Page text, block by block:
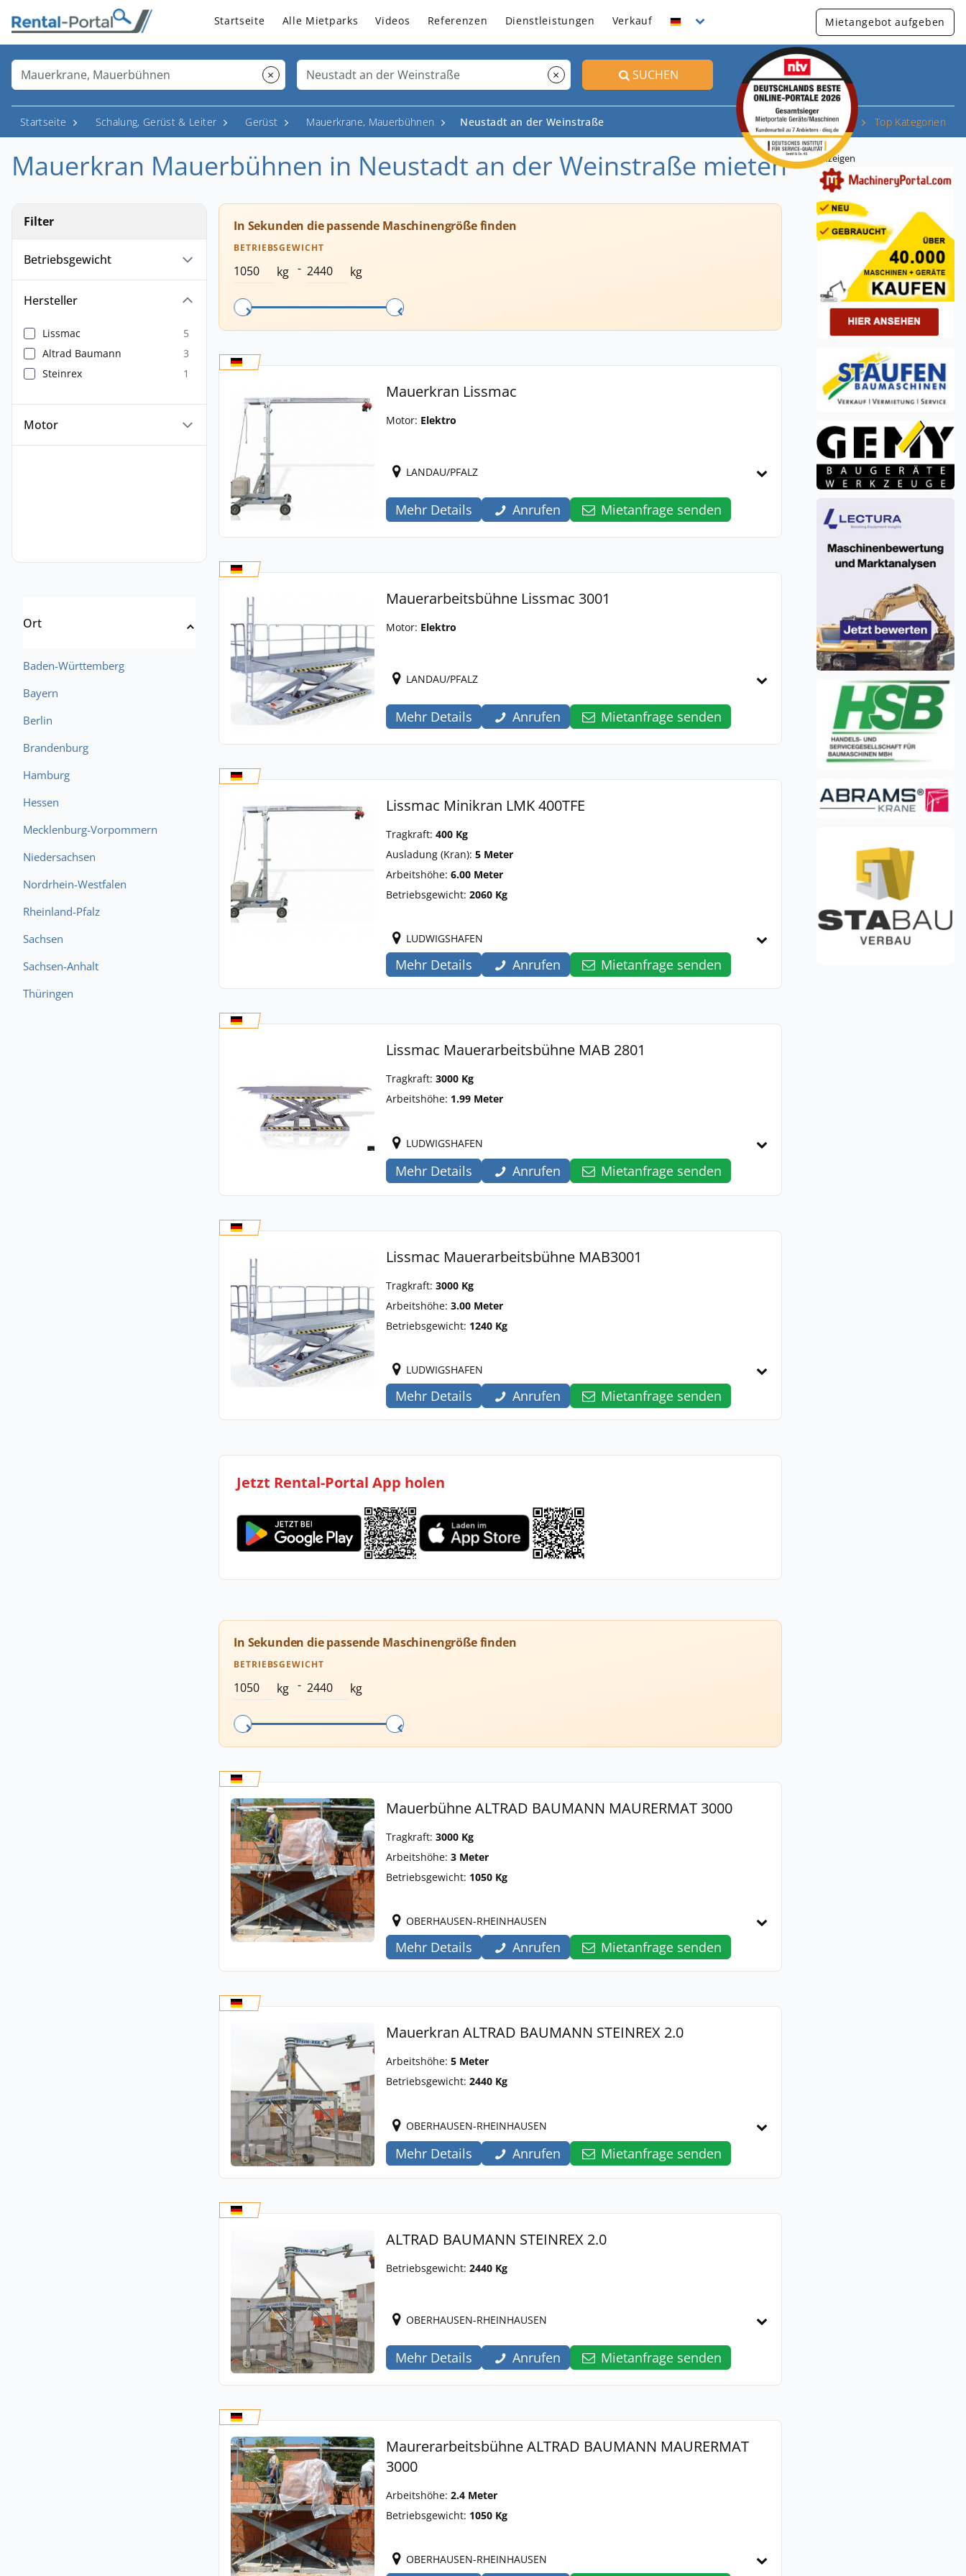
Startseite Alle Mietparks Videos Referenzen Dienstleistungen Verkauf Mietangebot aufgeben
× × SUCHEN
Startseite Schalung, Gerüst & Leiter Gerüst Mauerkrane, Mauerbühnen Neustadt an der Weinstraße Top Kategorien
Mauerkran Mauerbühnen in Neustadt an der Weinstraße mieten
Filter
Betriebsgewicht
Hersteller
Lissmac
5
Altrad Baumann
3
Steinrex
1
Motor
Ort
Baden-Württemberg
Bayern
Berlin
Brandenburg
Hamburg
Hessen
Mecklenburg-Vorpommern
Niedersachsen
Nordrhein-Westfalen
Rheinland-Pfalz
Sachsen
Sachsen-Anhalt
Thüringen
In Sekunden die passende Maschinengröße finden
BETRIEBSGEWICHT
kg - kg
Mauerkran Lissmac
Motor: Elektro
LANDAU/PFALZ
Mehr Details Anrufen Mietanfrage senden
Mauerarbeitsbühne Lissmac 3001
Motor: Elektro
LANDAU/PFALZ
Mehr Details Anrufen Mietanfrage senden
Lissmac Minikran LMK 400TFE
Tragkraft: 400 Kg
Ausladung (Kran): 5 Meter
Arbeitshöhe: 6.00 Meter
Betriebsgewicht: 2060 Kg
LUDWIGSHAFEN
Mehr Details Anrufen Mietanfrage senden
Lissmac Mauerarbeitsbühne MAB 2801
Tragkraft: 3000 Kg
Arbeitshöhe: 1.99 Meter
LUDWIGSHAFEN
Mehr Details Anrufen Mietanfrage senden
Lissmac Mauerarbeitsbühne MAB3001
Tragkraft: 3000 Kg
Arbeitshöhe: 3.00 Meter
Betriebsgewicht: 1240 Kg
LUDWIGSHAFEN
Mehr Details Anrufen Mietanfrage senden
Jetzt Rental-Portal App holen
In Sekunden die passende Maschinengröße finden
BETRIEBSGEWICHT
kg - kg
Mauerbühne ALTRAD BAUMANN MAURERMAT 3000
Tragkraft: 3000 Kg
Arbeitshöhe: 3 Meter
Betriebsgewicht: 1050 Kg
OBERHAUSEN-RHEINHAUSEN
Mehr Details Anrufen Mietanfrage senden
Mauerkran ALTRAD BAUMANN STEINREX 2.0
Arbeitshöhe: 5 Meter
Betriebsgewicht: 2440 Kg
OBERHAUSEN-RHEINHAUSEN
Mehr Details Anrufen Mietanfrage senden
ALTRAD BAUMANN STEINREX 2.0
Betriebsgewicht: 2440 Kg
OBERHAUSEN-RHEINHAUSEN
Mehr Details Anrufen Mietanfrage senden
Maurerarbeitsbühne ALTRAD BAUMANN MAURERMAT
3000
Arbeitshöhe: 2.4 Meter
Betriebsgewicht: 1050 Kg
OBERHAUSEN-RHEINHAUSEN
Anzeigen